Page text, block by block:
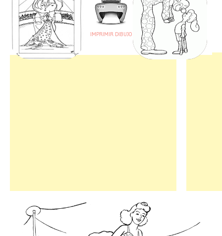
IMPRIMIR DIBUJO